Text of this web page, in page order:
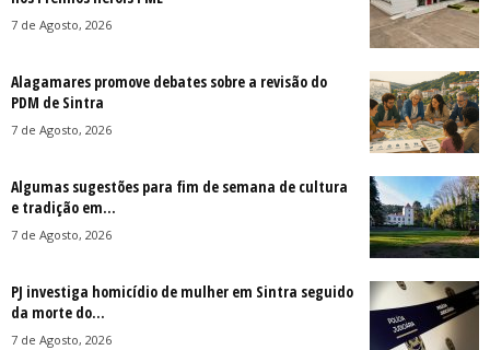
7 de Agosto, 2026
Alagamares promove debates sobre a revisão do
PDM de Sintra
7 de Agosto, 2026
Algumas sugestões para fim de semana de cultura
e tradição em...
7 de Agosto, 2026
PJ investiga homicídio de mulher em Sintra seguido
da morte do...
7 de Agosto, 2026